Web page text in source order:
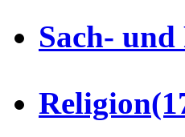
Sach-
Religion